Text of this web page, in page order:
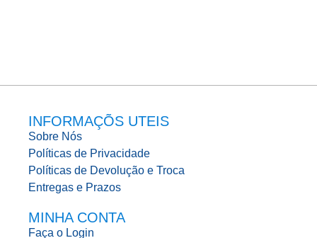
INFORMAÇÕS UTEIS
Sobre Nós
Políticas de Privacidade
Políticas de Devolução e Troca
Entregas e Prazos
MINHA CONTA
Faça o Login